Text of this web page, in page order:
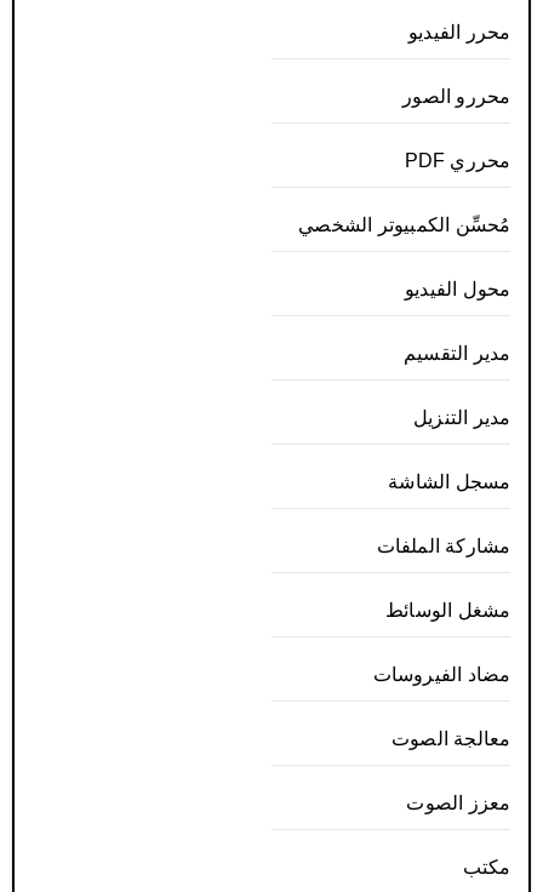
محرر الفيديو
محررو الصور
محرري PDF
مُحسِّن الكمبيوتر الشخصي
محول الفيديو
مدير التقسيم
مدير التنزيل
مسجل الشاشة
مشاركة الملفات
مشغل الوسائط
مضاد الفيروسات
معالجة الصوت
معزز الصوت
مكتب